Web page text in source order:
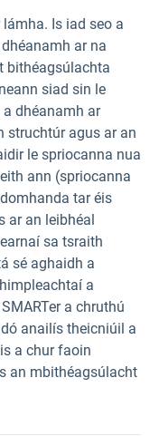
Is iad seo a
ar na
bithéagsúlachta
siad sin le
dhéanamh ar
struchtúr agus ar an
le spriocanna nua
ann (spriocanna
tar éis
ar an leibhéal
sa tsraith
sé aghaidh a
a
a chruthú
anailís theicniúil a
a chur faoin
an mbithéagsúlacht